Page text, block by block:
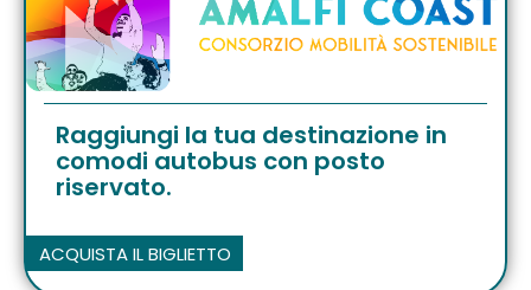
Raggiungi la tua destinazione in
comodi autobus con posto
riservato.
ACQUISTA IL BIGLIETTO